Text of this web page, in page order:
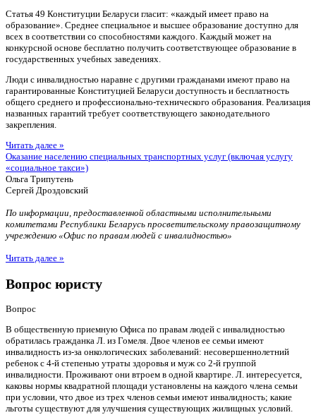
Статья 49 Конституции Беларуси гласит: «каждый имеет право на
образование». Среднее специальное и высшее образование доступно для
всех в соответствии со способностями каждого. Каждый может на
конкурсной основе бесплатно получить соответствующее образование в
государственных учебных заведениях.
Люди с инвалидностью наравне с другими гражданами имеют право на
гарантированные Конституцией Беларуси доступность и бесплатность
общего среднего и профессионально-технического образования. Реализация
названных гарантий требует соответствующего законодательного
закрепления.
Читать далее »
Оказание населению специальных транспортных услуг (включая услугу
«социальное такси»)
Ольга Трипутень
Сергей Дроздовский
По информации, предоставленной областными исполнительными
комитетами Республики Беларусь просветительскому правозащитному
учреждению «Офис по правам людей с инвалидностью»
Читать далее »
Вопрос юристу
Вопрос
В общественную приемную Офиса по правам людей с инвалидностью
обратилась гражданка Л. из Гомеля. Двое членов ее семьи имеют
инвалидность из-за онкологических заболеваний: несовершеннолетний
ребенок с 4-й степенью утраты здоровья и муж со 2-й группой
инвалидности. Проживают они втроем в одной квартире. Л. интересуется,
каковы нормы квадратной площади установлены на каждого члена семьи
при условии, что двое из трех членов семьи имеют инвалидность; какие
льготы существуют для улучшения существующих жилищных условий.